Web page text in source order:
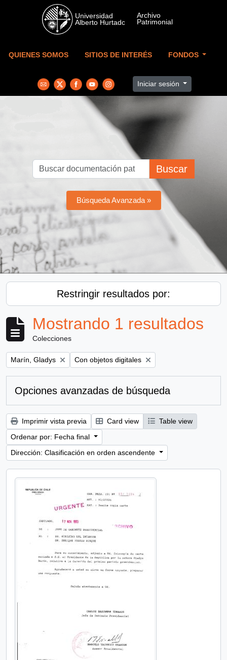
Skip to main content
QUIENES SOMOS SITIOS DE INTERÉS FONDOS
Iniciar sesión
Buscar
Búsqueda Avanzada »
Restringir resultados por:
Mostrando 1 resultados
Colecciones
Remove filter:
Marín, Gladys Remove filter:
Con objetos digitales
Opciones avanzadas de búsqueda
Imprimir vista previa Card view
Table view
Ordenar por: Fecha final
Dirección: Clasificación en orden ascendente